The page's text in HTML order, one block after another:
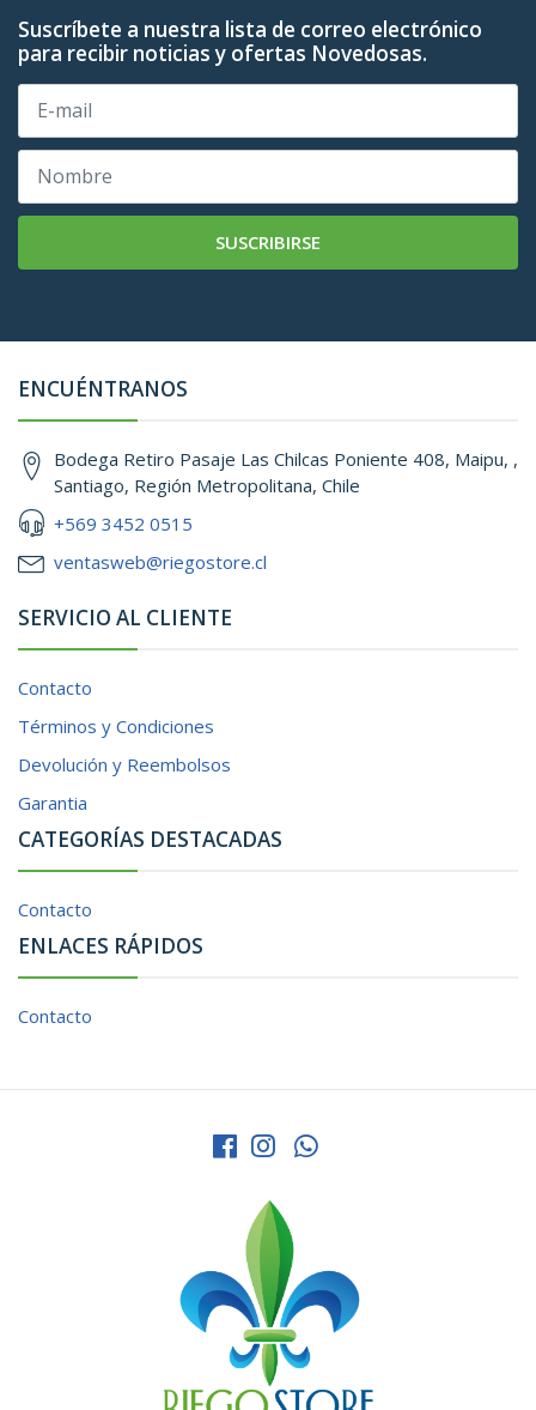
Suscríbete a nuestra lista de correo electrónico
para recibir noticias y ofertas Novedosas.
SUSCRIBIRSE
ENCUÉNTRANOS
Bodega Retiro Pasaje Las Chilcas Poniente 408, Maipu, ,
Santiago, Región Metropolitana, Chile
+569 3452 0515
ventasweb@riegostore.cl
SERVICIO AL CLIENTE
Contacto
Términos y Condiciones
Devolución y Reembolsos
Garantia
CATEGORÍAS DESTACADAS
Contacto
ENLACES RÁPIDOS
Contacto